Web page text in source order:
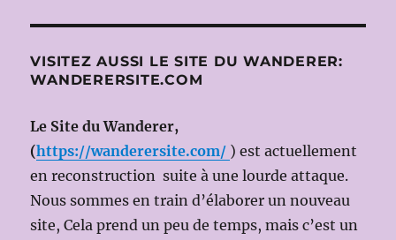
VISITEZ AUSSI LE SITE DU WANDERER:
WANDERERSITE.COM
Le Site du Wanderer,
(https://wanderersite.com/ ) est actuellement
en reconstruction suite à une lourde attaque.
Nous sommes en train d’élaborer un nouveau
site, Cela prend un peu de temps, mais c’est un